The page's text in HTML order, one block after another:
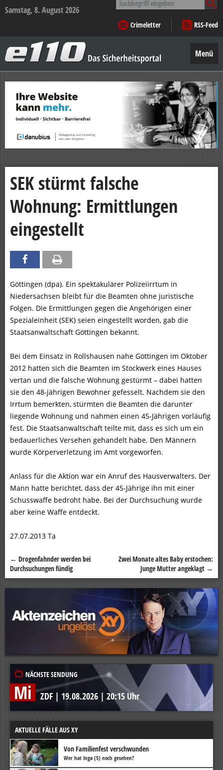
Samstag, 8. August 2026
nach:
Crimeletter
RSS-Feed
–
Das
Sicherheitsportal
Menü
Zum
Inhalt
springen
SEK stürmt falsche
Wohnung: Ermittlungen
eingestellt
Göttingen (dpa). Ein spektakulärer Polizeiirrtum in
Niedersachsen bleibt für die Beamten ohne juristische
Folgen. Die Ermittlungen gegen die Angehörigen einer
Spezialeinheit (SEK) seien eingestellt worden, gab die
Staatsanwaltschaft Göttingen bekannt.
Bei dem Einsatz in Rollshausen nahe Göttingen im Oktober
2012 hatten sich die Beamten im Stockwerk eines Hauses
vertan und die falsche Wohnung gestürmt – dabei hatten
sie den 48-jährigen Bewohner gefesselt. Nachdem sie den
Irrtum bemerkten, stürmten die Beamten die darunter
liegende Wohnung und nahmen einen 45-Jährigen vorläufig
fest. Die Staatsanwaltschaft teilte mit, dass es sich um ein
bedauerliches Versehen gehandelt habe. Den Männern
wurde Körperverletzung im Amt vorgeworfen.
Anlass für die Aktion war ein Anruf des Hausverwalters. Der
Mann hatte berichtet, dass der 45-Jährige ihn mit einer
Schusswaffe bedroht habe. Bei der Durchsuchung wurde
aber keine Waffe entdeckt.
27.07.2013 Ta
Beitragsnavigation
← Drogenfahnder werden bei
Durchsuchungen fündig
Zwei Monate altes Baby erstochen:
Junge Mutter angeklagt →
NÄCHSTE SENDUNG
Mi ZDF | 19.08.2026 | 20:15 Uhr
AKTUELLE FÄLLE AUS XY
Von Familienfest verschwunden
Wer hat Inga (5) noch gesehen?